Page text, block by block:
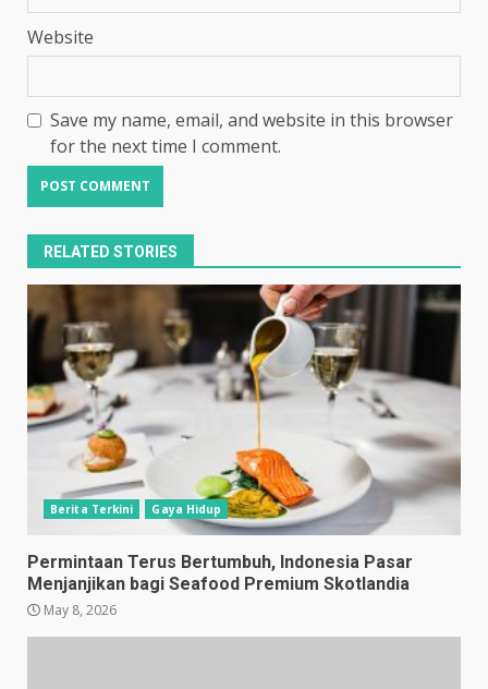
Website
Save my name, email, and website in this browser
for the next time I comment.
RELATED STORIES
Berita Terkini Gaya Hidup
Permintaan Terus Bertumbuh, Indonesia Pasar
Menjanjikan bagi Seafood Premium Skotlandia
May 8, 2026